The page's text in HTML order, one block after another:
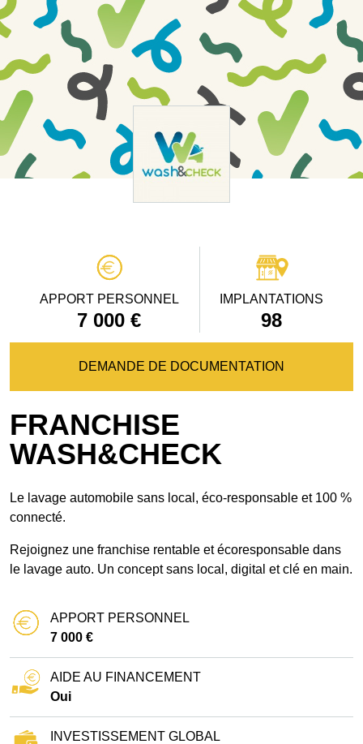
APPORT PERSONNEL
7 000 €
IMPLANTATIONS
98
DEMANDE DE DOCUMENTATION
FRANCHISE
WASH&CHECK
Le lavage automobile sans local, éco-responsable et 100 %
connecté.
Rejoignez une franchise rentable et écoresponsable dans
le lavage auto. Un concept sans local, digital et clé en main.
APPORT PERSONNEL
7 000 €
AIDE AU FINANCEMENT
Oui
INVESTISSEMENT GLOBAL